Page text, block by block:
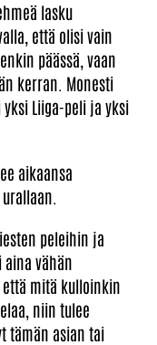
lasku
että olisi vain
päässä, vaan
kerran. Monesti
Liiga-peli ja yksi
aikaansa
peleihin ja
vähän
mitä kulloinkin
niin tulee
tämän asian tai